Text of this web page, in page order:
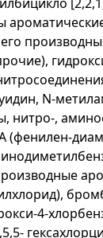
N-
нитро-,
(фенилен-
4-